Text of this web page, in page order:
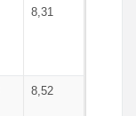
8,31
8,52